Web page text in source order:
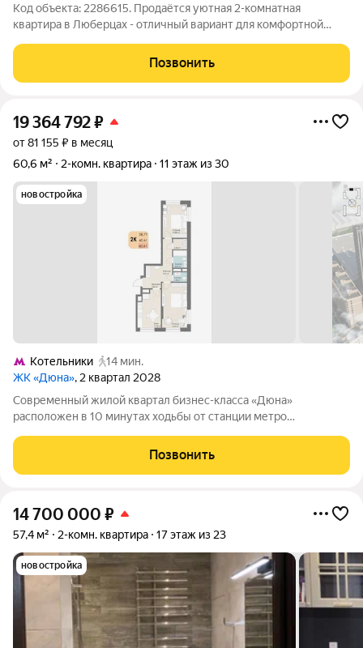
Код объекта: 2286615. Продаётся уютная 2-комнатная
квартира в Люберцах - отличный вариант для комфортной
Предлагаем рассмотреть отличный вариант в городе
Позвонить
19 364 792₽
от 81 155 ₽ в месяц
60,6 м²
2-комн. квартира 11 этаж из 30
новостройка
Котельники
14 мин.
ЖК «Дюна», 2 квартал 2028
Современный жилой квартал бизнес-класса «Дюна»
расположен в 10 минутах ходьбы от станции метро
Дзержинского шоссе. Квартал находится в районе с развитой
инфраструктурой: в непосредственной
Позвонить
14 700 000 ₽
57,4 м² 2-комн. квартира 17 этаж из 23
новостройка